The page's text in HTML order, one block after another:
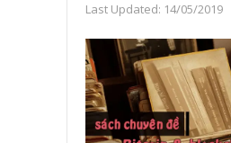
Last Updated: 14/05/2019